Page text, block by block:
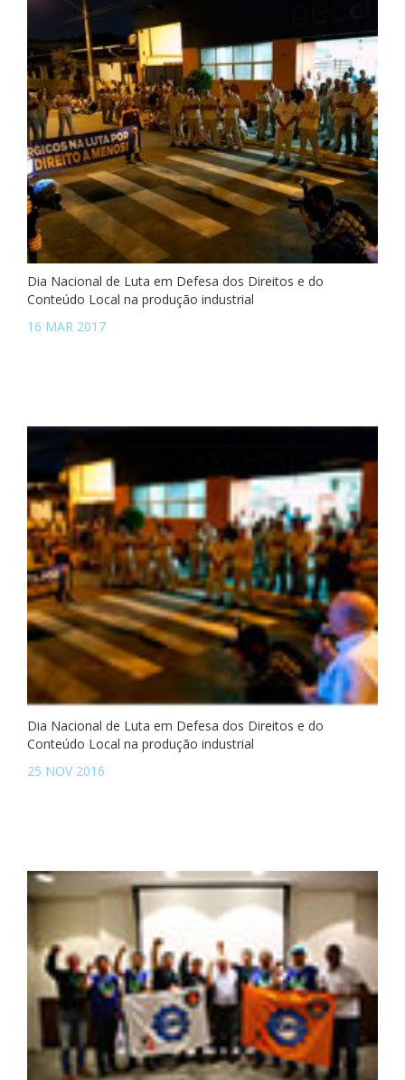
Dia Nacional de Luta em Defesa dos Direitos e do
Conteúdo Local na produção industrial
16 MAR 2017
Dia Nacional de Luta em Defesa dos Direitos e do
Conteúdo Local na produção industrial
25 NOV 2016